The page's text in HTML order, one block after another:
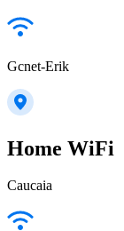
Gcnet-Erik
Home WiFi
Caucaia